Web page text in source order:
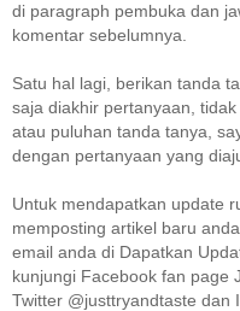
di paragraph pembuka dan
komentar sebelumnya.
Satu hal lagi, berikan tanda
saja diakhir pertanyaan,
atau puluhan tanda tanya,
dengan pertanyaan yang
Untuk mendapatkan update
memposting artikel baru
email anda di Dapatkan
kunjungi Facebook fan page
Twitter @justtryandtaste dan